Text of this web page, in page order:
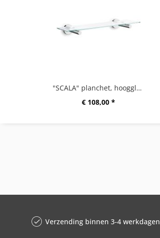
"SCALA" planchet, hoogglanzend
€ 108,00 *
Verzending binnen 3-4 werkdagen